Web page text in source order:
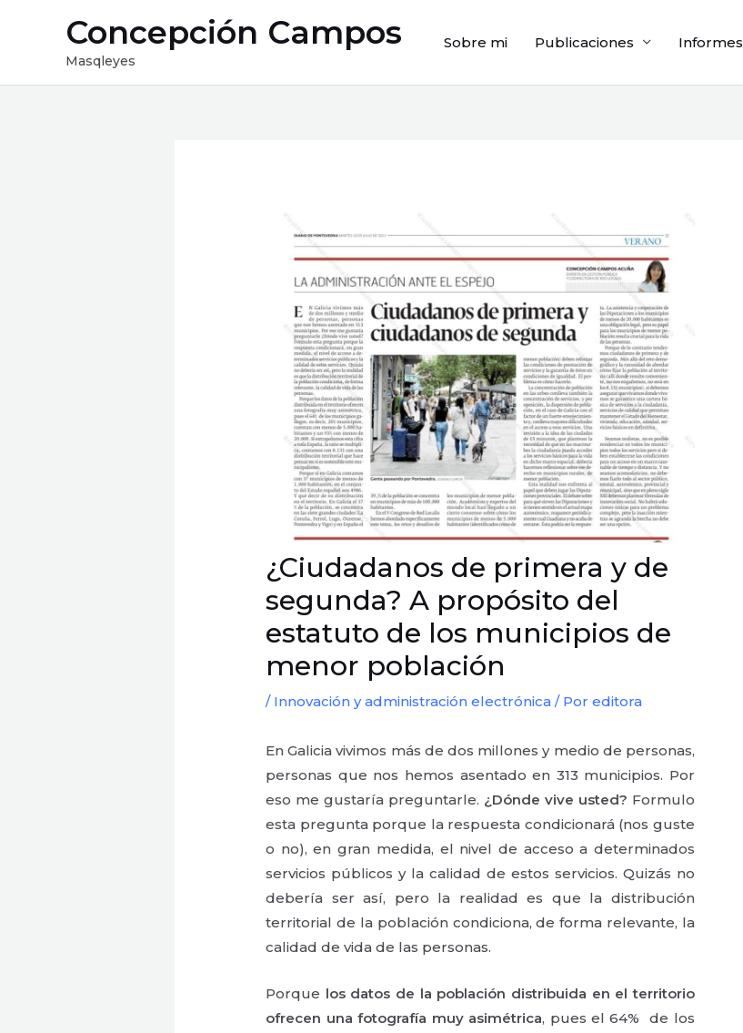
contenido
Concepción Campos
Masqleyes
Sobre mi Publicaciones Informes
¿Ciudadanos de primera y de
segunda? A propósito del
estatuto de los municipios de
menor población
/ Innovación y administración electrónica / Poreditora
En Galicia vivimos más de dos millones y medio de personas,
personas que nos hemos asentado en 313 municipios. Por
eso me gustaría preguntarle. ¿Dónde vive usted? Formulo
esta pregunta porque la respuesta condicionará (nos guste
o no), en gran medida, el nivel de acceso a determinados
servicios públicos y la calidad de estos servicios. Quizás no
debería ser así, pero la realidad es que la distribución
territorial de la población condiciona, de forma relevante, la
calidad de vida de las personas.
Porque los datos de la población distribuida en el territorio
ofrecen una fotografía muy asimétrica, pues el 64% de los